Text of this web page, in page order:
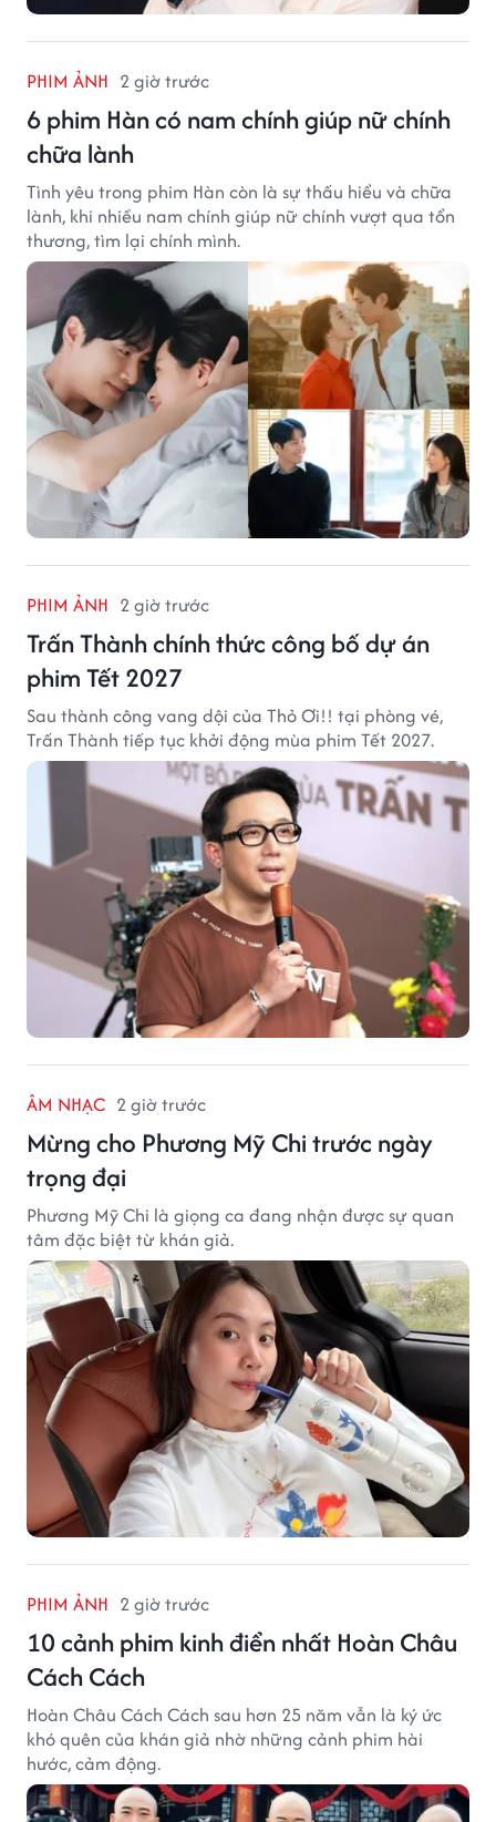
PHIM ẢNH 2 giờ trước
6 phim Hàn có nam chính giúp nữ chính
chữa lành
Tình yêu trong phim Hàn còn là sự thấu hiểu và chữa
lành, khi nhiều nam chính giúp nữ chính vượt qua tổn
thương, tìm lại chính mình.
PHIM ẢNH 2 giờ trước
Trấn Thành chính thức công bố dự án
phim Tết 2027
Sau thành công vang dội của Thỏ Ơi!! tại phòng vé,
Trấn Thành tiếp tục khởi động mùa phim Tết 2027.
ÂM NHẠC 2 giờ trước
Mừng cho Phương Mỹ Chi trước ngày
trọng đại
Phương Mỹ Chi là giọng ca đang nhận được sự quan
tâm đặc biệt từ khán giả.
PHIM ẢNH 2 giờ trước
10 cảnh phim kinh điển nhất Hoàn Châu
Cách Cách
Hoàn Châu Cách Cách sau hơn 25 năm vẫn là ký ức
khó quên của khán giả nhờ những cảnh phim hài
hước, cảm động.